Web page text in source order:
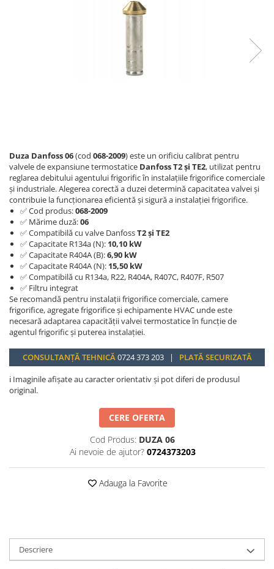
Compresoare Cubigel R134a
Duza Danfoss 06(cod 068-2009) este un orificiu calibrat pentru
valvele de expansiune termostatice Danfoss T2 și TE2, utilizat pentru
reglarea debitului agentului frigorific în instalațiile frigorifice comerciale
și industriale. Alegerea corectă a duzei determină capacitatea valvei și
contribuie la funcționarea eficientă și sigură a instalației frigorifice.
✅ Cod produs:068-2009
✅ Mărime duză:06
✅ Compatibilă cu valve DanfossT2 și TE2
✅ Capacitate R134a (N): 10,10 kW
✅ Capacitate R404A (B):6,90 kW
✅ Capacitate R404A (N): 15,50 kW
✅ Compatibilă cu R134a, R22, R404A, R407C, R407F, R507
✅ Filtru integrat
Se recomandă pentru instalații frigorifice comerciale, camere
frigorifice, agregate frigorifice și echipamente HVAC unde este
necesară adaptarea capacității valvei termostatice în funcție de
agentul frigorific și puterea instalației.
CONSULTANȚĂ TEHNICĂ0724 373 203 | PLATĂ SECURIZATĂ
ℹ️ Imaginile afișate au caracter orientativ și pot diferi de produsul
original.
CERE OFERTA
Cod Produs: DUZA 06
Ai nevoie de ajutor? 0724373203
Adauga la Favorite
Descriere